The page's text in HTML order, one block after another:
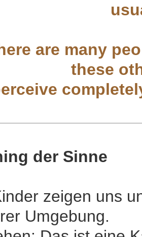
are many
these
der Sinne
zeigen uns
Umgebung.